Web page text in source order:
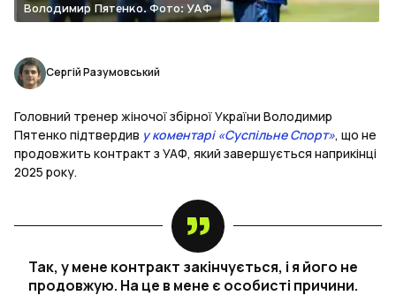
Володимир Пятенко. Фото: УАФ
Сергій Разумовський
Головний тренер жіночої збірної України Володимир
Пятенко підтвердив у коментарі «Суспільне Спорт», що не
продовжить контракт з УАФ, який завершується наприкінці
2025 року.
Так, у мене контракт закінчується, і я його не
продовжую. На це в мене є особисті причини.